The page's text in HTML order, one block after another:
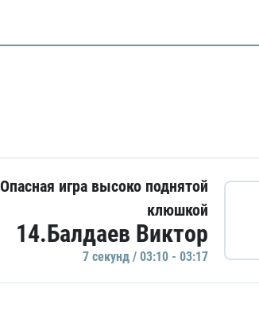
Опасная игра высоко поднятой
клюшкой
14.Балдаев Виктор
7 секунд / 03:10 - 03:17